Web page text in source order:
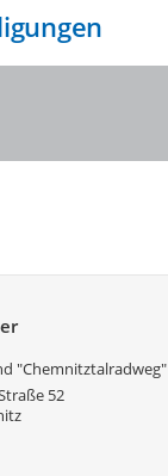
"Chemnitztalradweg"
52